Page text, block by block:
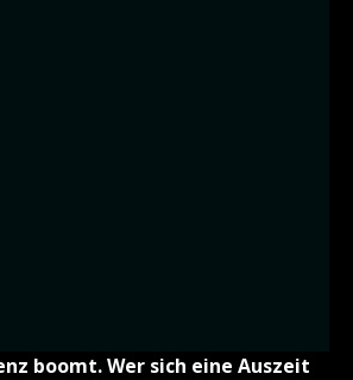
boomt. Wer sich eine Auszeit